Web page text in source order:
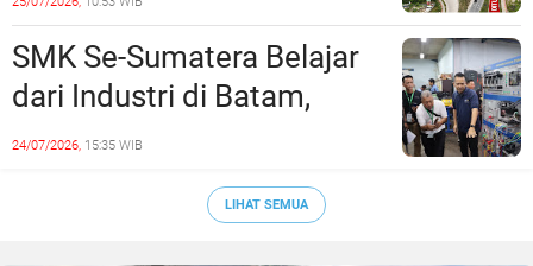
Rekayasa Lalu Lintasnya
SMK Se-Sumatera Belajar
dari Industri di Batam,
Siapkan Lulusan Siap Kerja
24/07/2026, 15:35 WIB
LIHAT SEMUA